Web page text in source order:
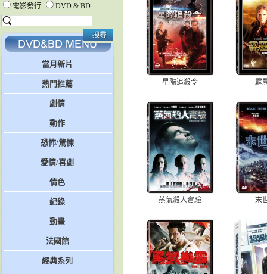
電影發行 DVD & BD
當月新片
熱門推薦
劇情
動作
恐怖/驚悚
愛情/喜劇
情色
紀錄
動畫
法國館
經典系列
星際追殺令 霹
蒸氣殺人實驗 末